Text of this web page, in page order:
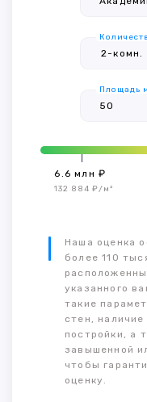
Площадь
6.6 млн ₽
132 884 ₽/м²
Наша оценка
более 110
указанного
такие
стен, наличие
постройки, а
завышенной
чтобы
оценку.